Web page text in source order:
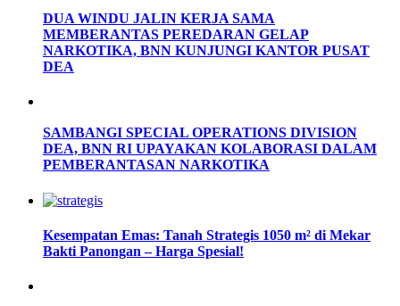
DUA WINDU JALIN KERJA SAMA
MEMBERANTAS PEREDARAN GELAP
NARKOTIKA, BNN KUNJUNGI KANTOR PUSAT
DEA
SAMBANGI SPECIAL OPERATIONS DIVISION
DEA, BNN RI UPAYAKAN KOLABORASI DALAM
PEMBERANTASAN NARKOTIKA
Kesempatan Emas: Tanah Strategis 1050 m² di Mekar
Bakti Panongan – Harga Spesial!